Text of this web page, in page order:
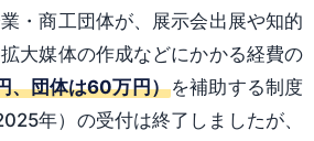
・商工団体が、展示会出展や知的
大媒体の作成などにかかる経費の
、団体は60万円）を補助する制度
年）の受付は終了しましたが、